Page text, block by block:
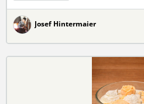
Josef Hintermaier